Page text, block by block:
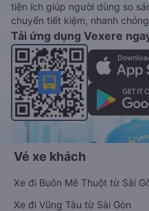
tiện ích giúp người dùng so
chuyển tiết kiệm, nhanh
Tải ứng dụng Vexere
Vé xe khách
Xe đi Buôn Mê Thuột từ Sài
Xe đi Vũng Tàu từ Sài Gòn